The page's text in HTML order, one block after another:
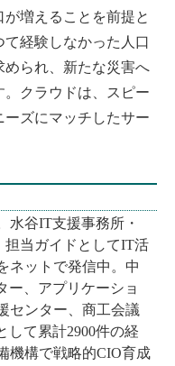
増えることを前提と
経験しなかった人口
られ、新たな災害へ
クラウドは、スピー
ーズにマッチしたサー
谷IT支援事務所・
担当ガイドとしてIT活
ネットで発信中。中
ー、アプリケーショ
センター、商工会議
して累計2900件の経
機構で戦略的CIO育成